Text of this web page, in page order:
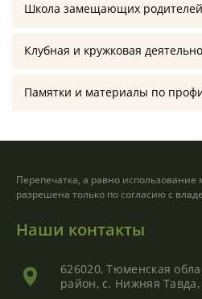
Школа замещающих родителей
Клубная и кружковая
Памятки и материалы по
Перепечатка, а равно использование
разрешена только по согласию с
Наши контакты
626020, Тюменская
район, с. Нижняя